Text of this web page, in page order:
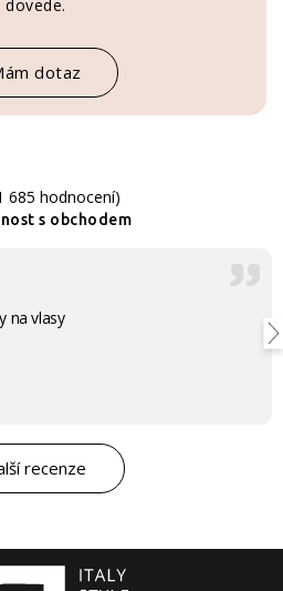
dovede.
dotaz
685 hodnocení)
s obchodem
na vlasy
recenze